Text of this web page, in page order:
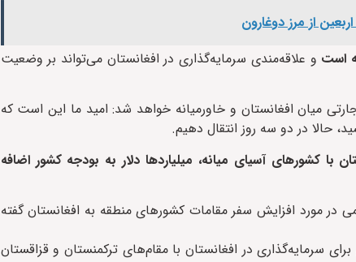
است و علاقه‌مندی سرمایه‌گذاری در افغانستان می‌تواند بر وضعیت
میان افغانستان و خاورمیانه خواهد شد: امید ما این است که
حالا در دو سه روز انتقال دهیم.
کشورهای آسیای میانه، میلیاردها دلار به بودجه کشور اضافه
مورد افزایش سفر مقامات کشورهای منطقه به افغانستان گفته
سرمایه‌گذاری در افغانستان با مقام‌های ترکمنستان و قزاقستان